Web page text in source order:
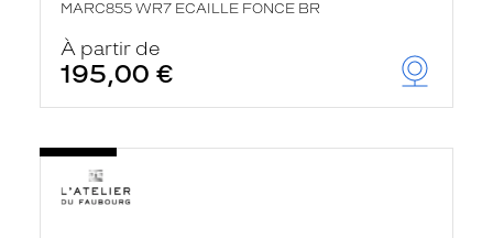
MARC855 WR7 ECAILLE FONCE BR
À partir de
195,00 €